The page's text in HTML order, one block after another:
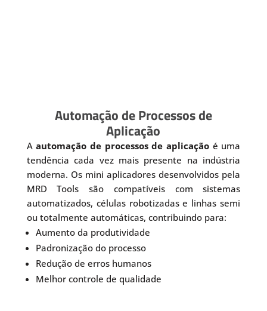
Automação de Processos de
Aplicação
Aautomação de processos de aplicaçãoé uma
tendência cada vez mais presente na indústria
moderna. Os mini aplicadores desenvolvidos pela
MRD Tools são compatíveis com sistemas
automatizados, células robotizadas e linhas semi
ou totalmente automáticas, contribuindo para:
Aumento da produtividade
Padronização do processo
Redução de erros humanos
Melhor controle de qualidade